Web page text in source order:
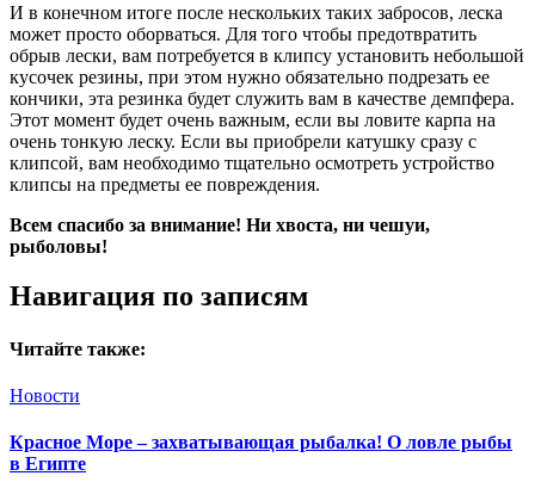
И в конечном итоге после нескольких таких забросов, леска
может просто оборваться. Для того чтобы предотвратить
обрыв лески, вам потребуется в клипсу установить небольшой
кусочек резины, при этом нужно обязательно подрезать ее
кончики, эта резинка будет служить вам в качестве демпфера.
Этот момент будет очень важным, если вы ловите карпа на
очень тонкую леску. Если вы приобрели катушку сразу с
клипсой, вам необходимо тщательно осмотреть устройство
клипсы на предметы ее повреждения.
Всем спасибо за внимание! Ни хвоста, ни чешуи,
рыболовы!
Навигация по записям
Читайте также:
Новости
Красное Море – захватывающая рыбалка! О ловле рыбы
в Египте